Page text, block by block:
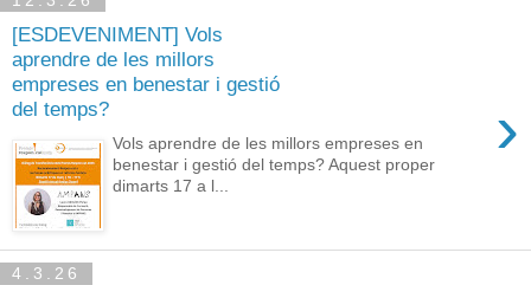
[ESDEVENIMENT] Vols
aprendre de les millors
empreses en benestar i gestió
del temps?
›
Vols aprendre de les millors empreses en
benestar i gestió del temps? Aquest proper
dimarts 17 a l...
4.3.26